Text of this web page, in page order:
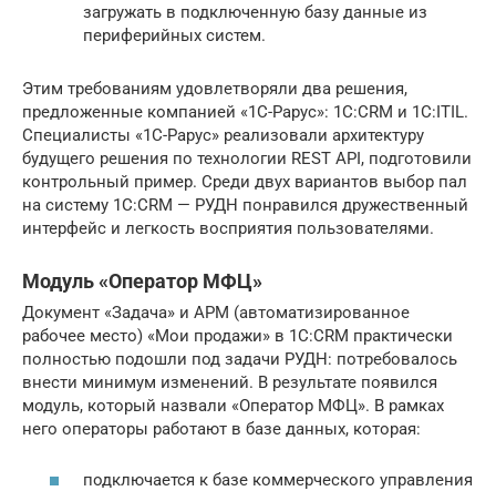
загружать в подключенную базу данные из
периферийных систем.
Этим требованиям удовлетворяли два решения,
предложенные компанией «1С-Рарус»: 1С:CRM и 1С:ITIL.
Специалисты «1С-Рарус» реализовали архитектуру
будущего решения по технологии REST API, подготовили
контрольный пример. Среди двух вариантов выбор пал
на систему 1С:CRM — РУДН понравился дружественный
интерфейс и легкость восприятия пользователями.
Модуль «Оператор МФЦ»
Документ «Задача» и АРМ (автоматизированное
рабочее место) «Мои продажи» в 1С:CRM практически
полностью подошли под задачи РУДН: потребовалось
внести минимум изменений. В результате появился
модуль, который назвали «Оператор МФЦ». В рамках
него операторы работают в базе данных, которая:
подключается к базе коммерческого управления